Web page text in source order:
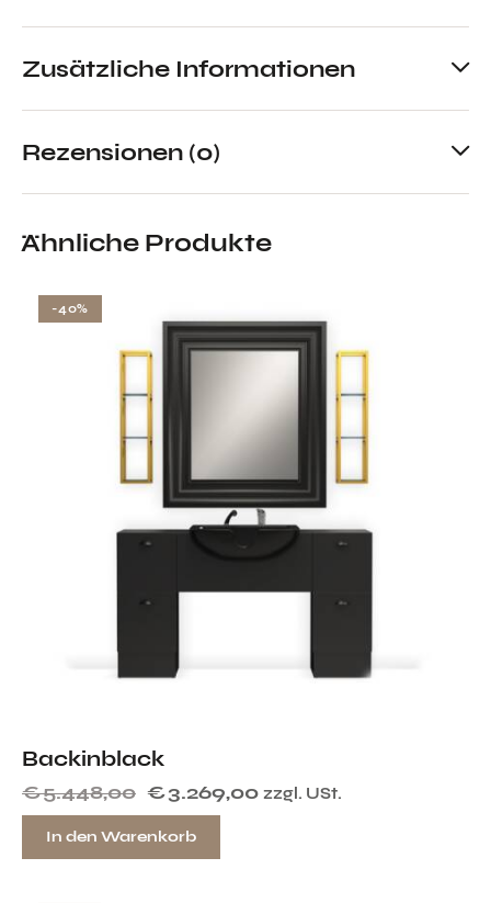
Zusätzliche Informationen
Rezensionen (0)
Ähnliche Produkte
-40%
Backinblack
€5.448,00 €3.269,00 zzgl. USt.
In den Warenkorb